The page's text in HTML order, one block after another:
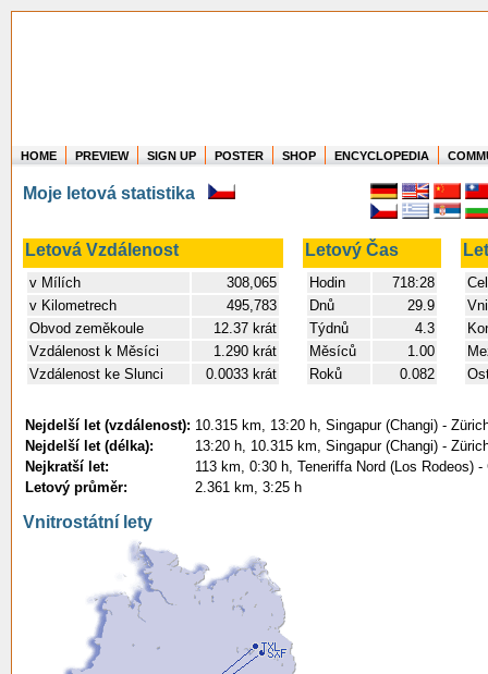
Where in the world have you flown?
How long have you been in the air?
Create your own FlightMemory and see!
HOME PREVIEW SIGN UP POSTER SHOP ENCYCLOPEDIA
Moje letová statistika
Letová Vzdálenost Letový Čas
v Mílích
308,065
v Kilometrech
495,783
Obvod zeměkoule
12.37 krát
Vzdálenost k Měsíci
1.290 krát
Vzdálenost ke Slunci
0.0033 krát
Hodin
718:28
Dnů
29.9
Týdnů
4.3
Měsíců
1.00
Roků
0.082
Nejdelší let (vzdálenost): 10.315 km, 13:20 h, Singapur (Changi) -
Nejdelší let (délka):
13:20 h, 10.315 km, Singapur (Changi) -
Nejkratší let:
113 km, 0:30 h, Teneriffa Nord (Los Rodeos)
Letový průměr:
2.361 km, 3:25 h
Vnitrostátní lety